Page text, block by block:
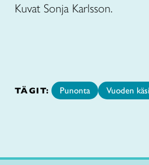
Kuvat Sonja Karlsson.
TÄGIT: Punonta Vuoden